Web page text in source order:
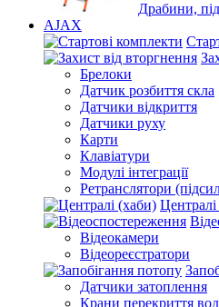
Драбини,
AJAX
Брелоки
Датчик розбиття скла
Датчики відкриття
Датчики руху
Карти
Клавіатури
Модулі інтеграції
Ретранслятори
Відеокамери
Відеореєстратори
Датчики затоплення
Крани перекриття